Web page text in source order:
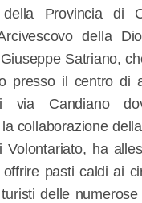
Provincia di
della
Satriano,
presso il centro di
via Candiano
collaborazione
Volontariato, ha
pasti caldi ai
delle